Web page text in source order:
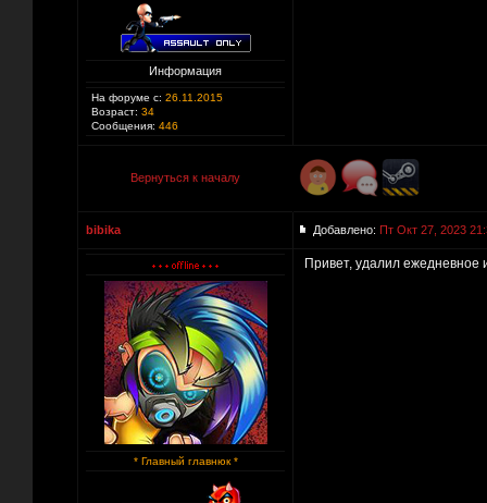
Информация
На форуме с: 26.11.2015
Возраст: 34
Сообщения: 446
Вернуться к началу
bibika Добавлено: Пт Окт 27, 2023
* Главный главнюк *
Привет, удалил ежедневное